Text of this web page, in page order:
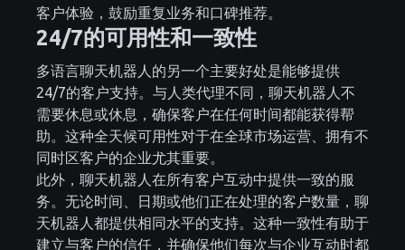
客户体验，鼓励重复业务和口碑推荐。
24/7的可用性和一致性
多语言聊天机器人的另一个主要好处是能够提供
24/7的客户支持。与人类代理不同，聊天机器人不
需要休息或休息，确保客户在任何时间都能获得帮
助。这种全天候可用性对于在全球市场运营、拥有不
同时区客户的企业尤其重要。
此外，聊天机器人在所有客户互动中提供一致的服
务。无论时间、日期或他们正在处理的客户数量，聊
天机器人都提供相同水平的支持。这种一致性有助于
建立与客户的信任，并确保他们每次与企业互动时都